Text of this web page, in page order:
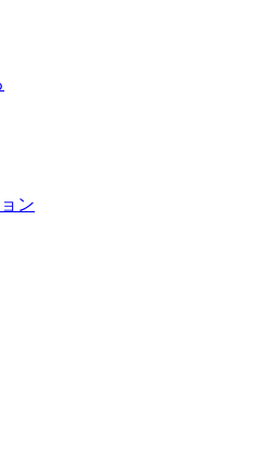
ン